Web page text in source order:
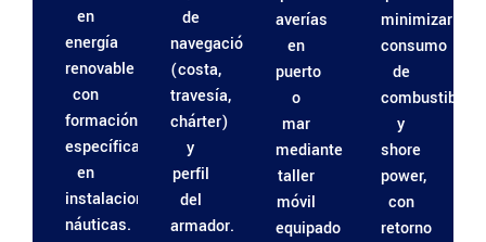
en
energía
renovable
con
formación
específica
en
instalaciones
náuticas.
de
navegación
(costa,
travesía,
chárter)
y
perfil
del
armador.
averías
en
puerto
o
mar
mediante
taller
móvil
equipado
minimizar
consumo
de
combustible
y
shore
power,
con
retorno